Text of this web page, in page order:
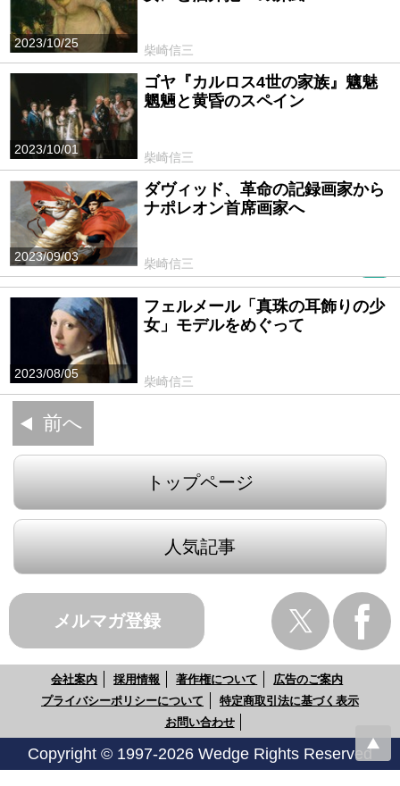
2023/10/25
柴崎信三
2023/10/01
ゴヤ『カルロス4世の家族』魑魅
魍魎と黄昏のスペイン
柴崎信三
2023/09/03
ダヴィッド、革命の記録画家から
ナポレオン首席画家へ
柴崎信三
2023/08/05
フェルメール「真珠の耳飾りの少
女」モデルをめぐって
柴崎信三
前へ
トップページ
人気記事
メルマガ登録
会社案内 採用情報 著作権について
広告のご案内
プライバシーポリシーについて
特定商取引法に基づく表示
お問い合わせ
Copyright © 1997-2026 Wedge Rights Reserved